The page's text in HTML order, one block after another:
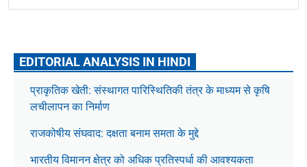
EDITORIAL ANALYSIS IN HINDI
प्राकृतिक खेती: संस्थागत पारिस्थितिकी तंत्र के माध्यम से कृषि
लचीलापन का निर्माण
राजकोषीय संघवाद: दक्षता बनाम समता के मुद्दे
भारतीय विमानन क्षेत्र को अधिक प्रतिस्पर्धा की आवश्यकता